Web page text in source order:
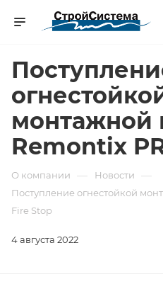
монтажной
Remontix
О компании — Новости —
Поступление огнестойкой
Fire Stop
4 августа 2022